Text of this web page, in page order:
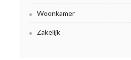
Woonkamer
Zakelijk